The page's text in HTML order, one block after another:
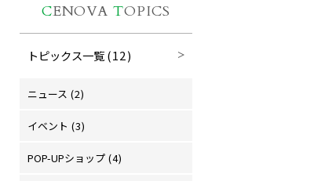
CENOVATOPICS
トピックス一覧(12)
ニュース (2)
イベント (3)
POP-UPショップ(4)